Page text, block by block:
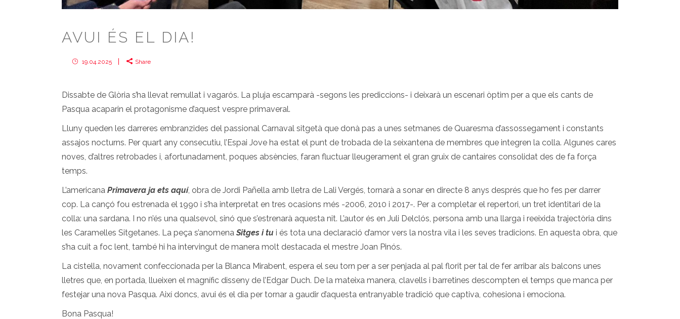
AVUI ÉS EL DIA!
19.04.2025 Share
Dissabte de Glòria s’ha llevat remullat i vagarós. La pluja escamparà -segons les prediccions- i deixarà un escenari òptim per a que els cants de
Pasqua acaparin el protagonisme d’aquest vespre primaveral.
Lluny queden les darreres embranzides del passional Carnaval sitgetà que donà pas a unes setmanes de Quaresma d’assossegament i constants
assajos nocturns. Per quart any consecutiu, l’Espai Jove ha estat el punt de trobada de la seixantena de membres que integren la colla. Algunes cares
noves, d’altres retrobades i, afortunadament, poques absències, faran fluctuar lleugerament el gran gruix de cantaires consolidat des de fa força
temps.
L’americana Primavera ja ets aquí, obra de Jordi Pañella amb lletra de Lali Vergés, tornarà a sonar en directe 8 anys després que ho fes per darrer
cop. La cançó fou estrenada el 1990 i s’ha interpretat en tres ocasions més -2006, 2010 i 2017-. Per a completar el repertori, un tret identitari de la
colla: una sardana. I no n’és una qualsevol, sinó que s’estrenarà aquesta nit. L’autor és en Juli Delclós, persona amb una llarga i reeixida trajectòria dins
les Caramelles Sitgetanes. La peça s’anomena Sitges i tu i és tota una declaració d’amor vers la nostra vila i les seves tradicions. En aquesta obra, que
s’ha cuit a foc lent, també hi ha intervingut de manera molt destacada el mestre Joan Pinós.
La cistella, novament confeccionada per la Blanca Mirabent, espera el seu torn per a ser penjada al pal florit per tal de fer arribar als balcons unes
lletres que, en portada, llueixen el magnífic disseny de l’Edgar Duch. De la mateixa manera, clavells i barretines descompten el temps que manca per
festejar una nova Pasqua. Així doncs, avui és el dia per tornar a gaudir d’aquesta entranyable tradició que captiva, cohesiona i emociona.
Bona Pasqua!